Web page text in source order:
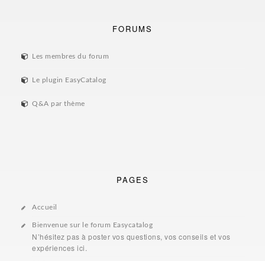
FORUMS
Les membres du forum
Le plugin EasyCatalog
Q&A par thème
PAGES
Accueil
Bienvenue sur le forum Easycatalog
N’hésitez pas à poster vos questions, vos conseils et vos
expériences ici.